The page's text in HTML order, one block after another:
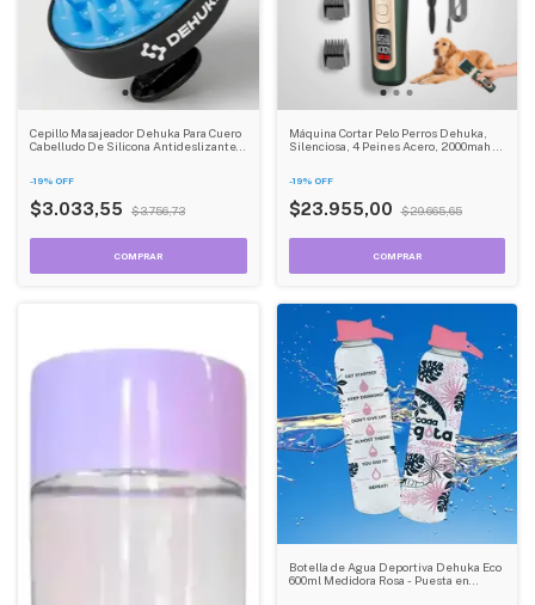
Cepillo Masajeador Dehuka Para Cuero
Cabelludo De Silicona Antideslizante
-19% OFF
$3.033,55 $3.756,73
Máquina Cortar Pelo Perros Dehuka,
Silenciosa, 4 Peines Acero, 2000mah -
-19% OFF
$23.955,00 $29.665,65
Botella de Agua Deportiva Dehuka Eco
600ml Medidora Rosa - Puesta en